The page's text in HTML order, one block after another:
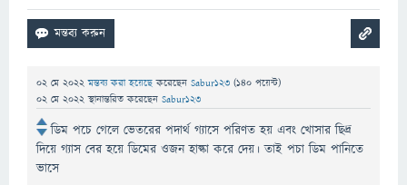
02 মে 2022 মন্তব্য করা হয়েছেকরেছেন Sabur123 (140 পয়েন্ট)
02 মে 2022 স্থানান্তরিত করেছেন Sabur123
ডিম পচে গেলে ভেতরের পদার্থ গ্যাসে পরিণত হয় এবং খোসার ছিদ্র
দিয়ে গ্যাস বের হয়ে ডিমের ওজন হাল্কা করে দেয়। তাই পচা ডিম পানিতে
ভাসে